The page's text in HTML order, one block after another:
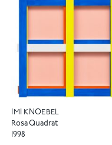
IMI KNOEBEL
Rosa Quadrat
1998